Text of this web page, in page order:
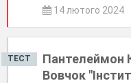
14 лютого 2024
ТЕСТ
Пантелеймон
Вовчок